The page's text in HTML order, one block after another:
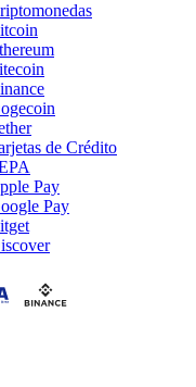
de Crédito
Pay
Pay